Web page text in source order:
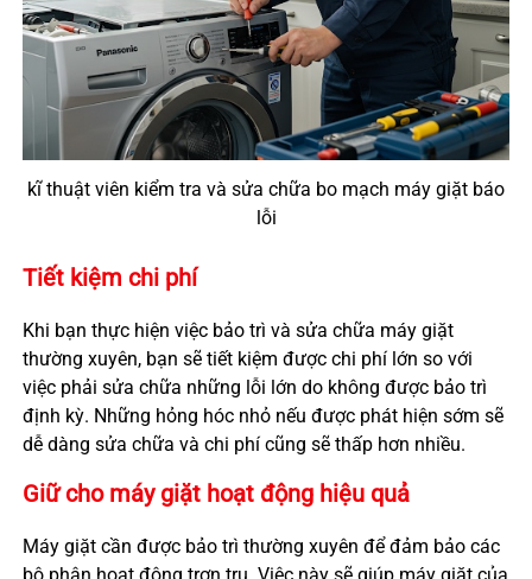
kĩ thuật viên kiểm tra và sửa chữa bo mạch máy giặt báo
lỗi
Tiết kiệm chi phí
Khi bạn thực hiện việc bảo trì và sửa chữa máy giặt
thường xuyên, bạn sẽ tiết kiệm được chi phí lớn so với
việc phải sửa chữa những lỗi lớn do không được bảo trì
định kỳ. Những hỏng hóc nhỏ nếu được phát hiện sớm sẽ
dễ dàng sửa chữa và chi phí cũng sẽ thấp hơn nhiều.
Giữ cho máy giặt hoạt động hiệu quả
Máy giặt cần được bảo trì thường xuyên để đảm bảo các